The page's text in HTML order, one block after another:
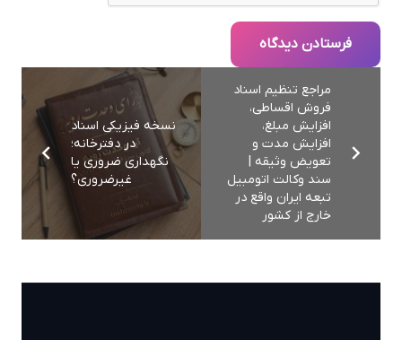
فرستادن دیدگاه
نسخه فیزیکی اسناد
در دفترخانه؛
نگهداری ضروری یا
غیرضروری؟
مراجع تنظیم اسناد
فروش اقساطی،
افزایش مبلغ،
افزایش مدت و
تعویض وثیقه |
سند وکالت اتومبیل
تبعه ایران واقع در
خارج از کشور